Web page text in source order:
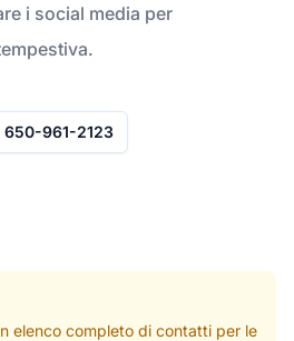
i social media per
650-961-2123
elenco completo di contatti per le